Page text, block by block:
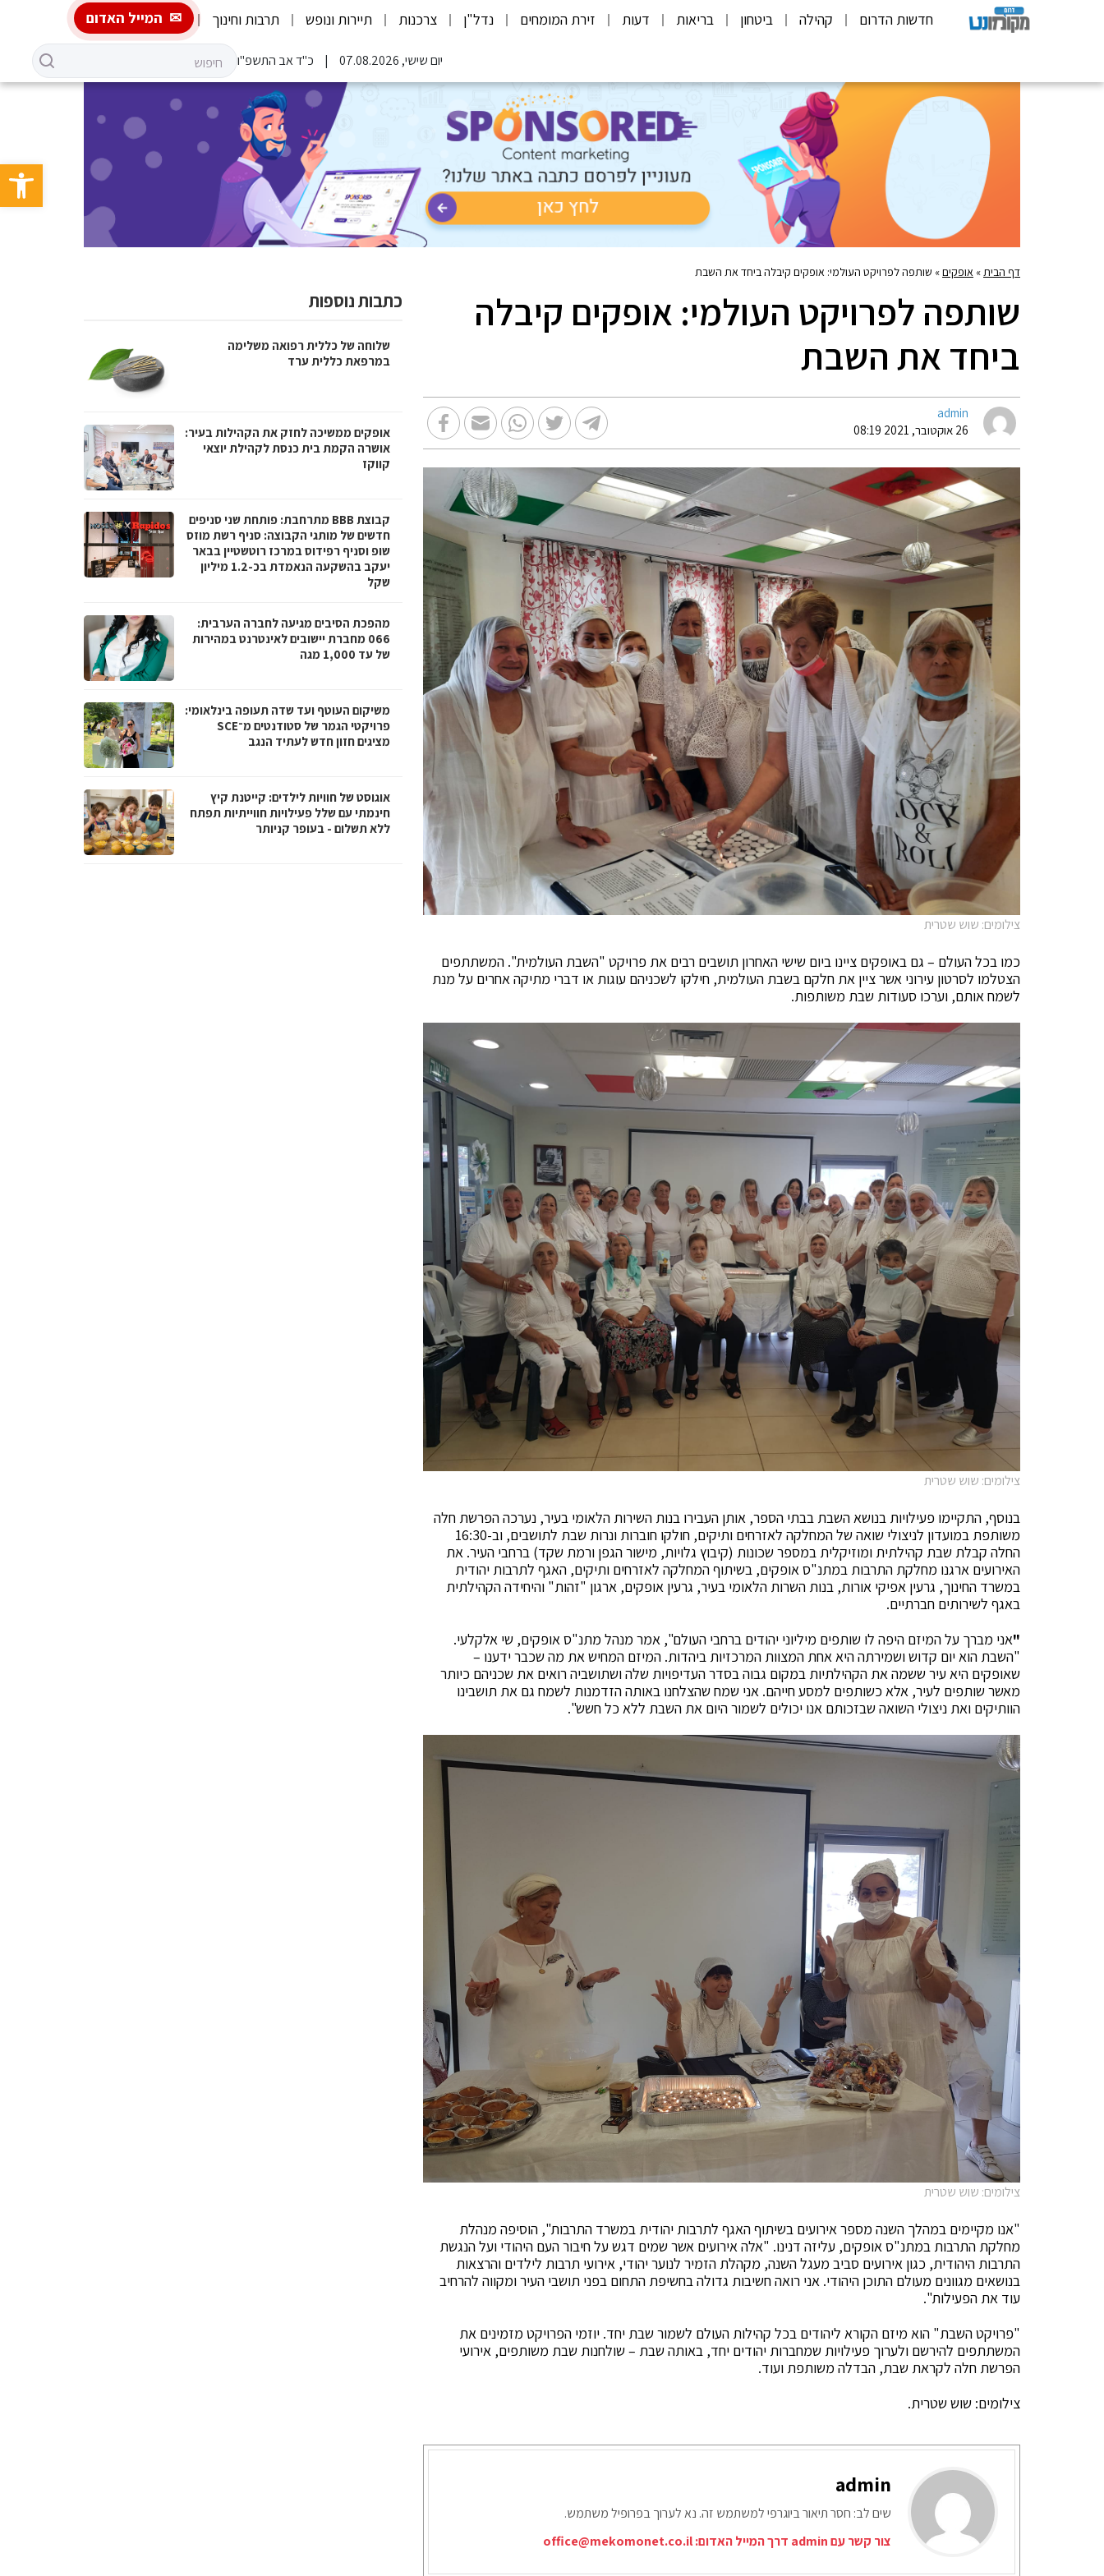
פתח
חדשות הדרום קהילה ביטחון בריאות דעות זירת המומחים נדל"ן צרכנות תיירות ונופש תרבות וחינוך המייל האדום
יום שישי, 07.08.2026 כ"ד אב התשפ"ו
דף הבית » אופקים» שותפה לפרויקט העולמי: אופקים קיבלה ביחד את השבת
שותפה לפרויקט העולמי: אופקים קיבלה
ביחד את השבת
admin
26 אוקטובר, 2021 08:19
צילומים: שוש שטרית
כמו בכל העולם – גם באופקים ציינו ביום שישי האחרון תושבים רבים את פרויקט "השבת העולמית". המשתתפים
הצטלמו לסרטון עירוני אשר ציין את חלקם בשבת העולמית, חילקו לשכניהם עוגות או דברי מתיקה אחרים על מנת
לשמח אותם, וערכו סעודות שבת משותפות.
צילומים: שוש שטרית
בנוסף, התקיימו פעילויות בנושא השבת בבתי הספר, אותן העבירו בנות השירות הלאומי בעיר, נערכה הפרשת חלה
משותפת במועדון לניצולי שואה של המחלקה לאזרחים ותיקים, חולקו חוברות ונרות שבת לתושבים, וב-16:30
החלה קבלת שבת קהילתית ומוזיקלית במספר שכונות (קיבוץ גלויות, מישור הגפן ורמת שקד) ברחבי העיר. את
האירועים ארגנו מחלקת התרבות במתנ"ס אופקים, בשיתוף המחלקה לאזרחים ותיקים, האגף לתרבות יהודית
במשרד החינוך, גרעין אפיקי אורות, בנות השרות הלאומי בעיר, גרעין אופקים, ארגון "זהות" והיחידה הקהילתית
באגף לשירותים חברתיים.
"אני מברך על המיזם היפה לו שותפים מיליוני יהודים ברחבי העולם", אמר מנהל מתנ"ס אופקים, שי אלקלעי.
"השבת הוא יום קדוש ושמירתה היא אחת המצוות המרכזיות ביהדות. המיזם המחיש את מה שכבר ידענו –
שאופקים היא עיר ששמה את הקהילתיות במקום גבוה בסדר העדיפויות שלה ושתושביה רואים את שכניהם כיותר
מאשר שותפים לעיר, אלא כשותפים למסע חייהם. אני שמח שהצלחנו באותה הזדמנות לשמח גם את תושבינו
הוותיקים ואת ניצולי השואה שבזכותם אנו יכולים לשמור היום את השבת ללא כל חשש".
צילומים: שוש שטרית
"אנו מקיימים במהלך השנה מספר אירועים בשיתוף האגף לתרבות יהודית במשרד התרבות", הוסיפה מנהלת
מחלקת התרבות במתנ"ס אופקים, עליזה דנינו. "אלה אירועים אשר שמים דגש על חיבור העם היהודי ועל הנגשת
התרבות היהודית, כגון אירועים סביב מעגל השנה, מקהלת הזמיר לנוער יהודי, אירועי תרבות לילדים והרצאות
בנושאים מגוונים מעולם התוכן היהודי. אני רואה חשיבות גדולה בחשיפת התחום בפני תושבי העיר ומקווה להרחיב
עוד את הפעילות".
"פרויקט השבת" הוא מיזם הקורא ליהודים בכל קהילות העולם לשמור שבת יחד. יוזמי הפרויקט מזמינים את
המשתתפים להירשם ולערוך פעילויות שמחברות יהודים יחד, באותה שבת – שולחנות שבת משותפים, אירועי
הפרשת חלה לקראת שבת, הבדלה משותפת ועוד.
צילומים: שוש שטרית.
admin
שים לב: חסר תיאור ביוגרפי למשתמש זה. נא לערוך בפרופיל משתמש.
צור קשר עם admin דרך המייל האדום:
office@mekomonet.co.il
כתבות נוספות
שלוחה של כללית רפואה משלימה
במרפאת כללית ערד
אופקים ממשיכה לחזק את הקהילות בעיר:
אושרה הקמת בית כנסת לקהילת יוצאי
קווקז
קבוצת BBB מתרחבת: פותחת שני סניפים
חדשים של מותגי הקבוצה: סניף רשת מוזס
שופ וסניף רפידוס במרכז רוטשטיין בבאר
יעקב בהשקעה הנאמדת בכ-1.2 מיליון
שקל
מהפכת הסיבים מגיעה לחברה הערבית:
066 מחברת יישובים לאינטרנט במהירות
של עד 1,000 מגה
משיקום העוטף ועד שדה תעופה בינלאומי:
פרויקטי הגמר של סטודנטים מ־SCE
מציגים חזון חדש לעתיד הנגב
אוגוסט של חוויות לילדים: קייטנת קיץ
חינמתי עם שלל פעילויות חווייתיות תפתח
ללא תשלום - בעופר קניותר